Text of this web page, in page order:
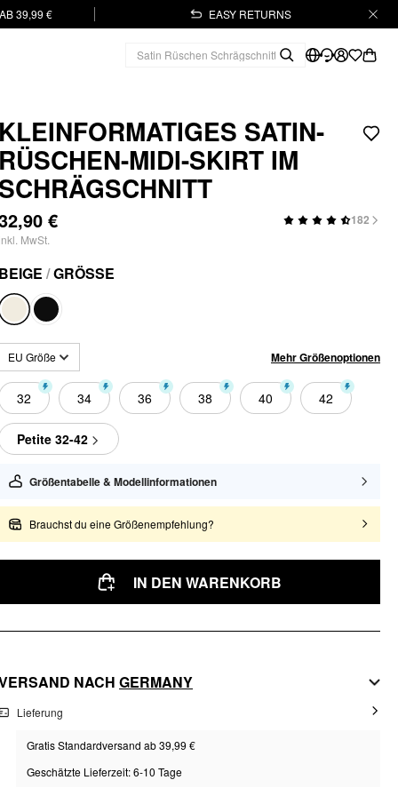
39,99 € EASY RETURNS
KLEINFORMATIGES SATIN-
RÜSCHEN-MIDI-SKIRT IM
SCHRÄGSCHNITT
€ 182
MwSt.
BEIGE /GRÖSSE
EU Größe Mehr Größenoptionen
32 34 36 38 40 42
Petite 32-42
Größentabelle & Modellinformationen
Brauchst du eine Größenempfehlung?
IN DEN WARENKORB
NACH GERMANY
Lieferung
Gratis Standardversand ab 39,99 €
Geschätzte Lieferzeit: 6-10 Tage